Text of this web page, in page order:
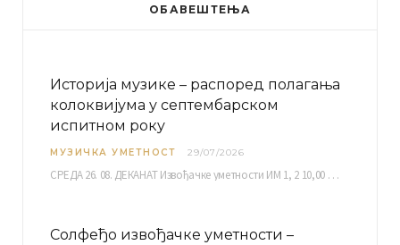
ОБАВЕШТЕЊА
Историја музике – распоред полагања
колоквијума у септембарском
испитном року
МУЗИЧКА УМЕТНОСТ 29/07/2026
СРЕДА 26. 08. ДЕКАНАТ Извођачке уметности ИМ 1, 2 10,00 ИМ 3, 4 10,30 ИМ…
Солфеђо извођачке уметности –